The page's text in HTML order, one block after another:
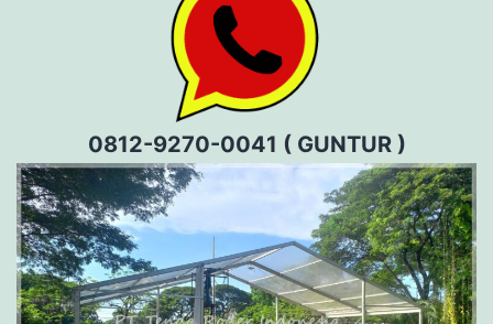
0812-9270-0041 ( GUNTUR )